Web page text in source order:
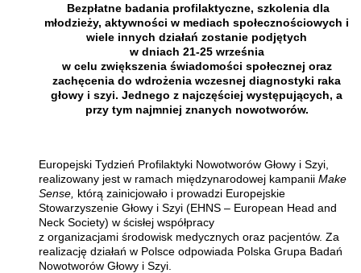
Bezpłatne badania profilaktyczne, szkolenia dla
młodzieży, aktywności w mediach społecznościowych i
wiele innych działań zostanie podjętych
w dniach 21-25 września
w celu zwiększenia świadomości społecznej oraz
zachęcenia do wdrożenia wczesnej diagnostyki raka
głowy i szyi. Jednego z najczęściej występujących, a
przy tym najmniej znanych nowotworów.
Europejski Tydzień Profilaktyki Nowotworów Głowy i Szyi,
realizowany jest w ramach międzynarodowej kampanii Make
Sense, którą zainicjowało i prowadzi Europejskie
Stowarzyszenie Głowy i Szyi (EHNS – European Head and
Neck Society) w ścisłej współpracy
z organizacjami środowisk medycznych oraz pacjentów. Za
realizację działań w Polsce odpowiada Polska Grupa Badań
Nowotworów Głowy i Szyi.